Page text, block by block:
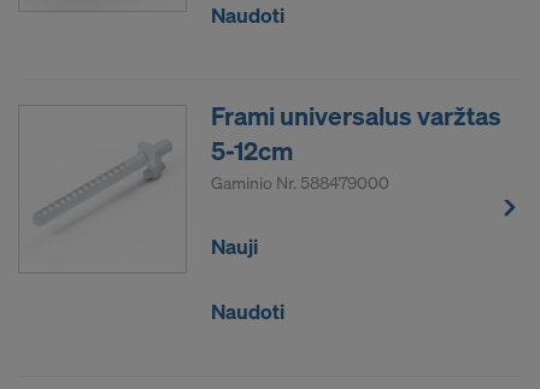
Naudoti
Frami universalus varžtas
5-12cm
Gaminio Nr. 588479000
Nauji
Naudoti